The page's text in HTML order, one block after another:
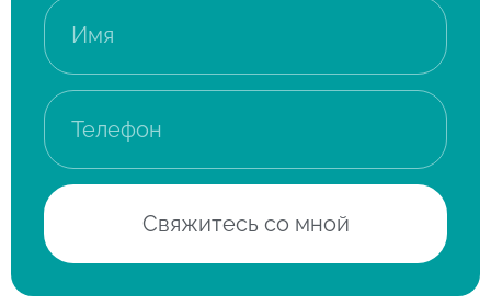
Свяжитесь со мной